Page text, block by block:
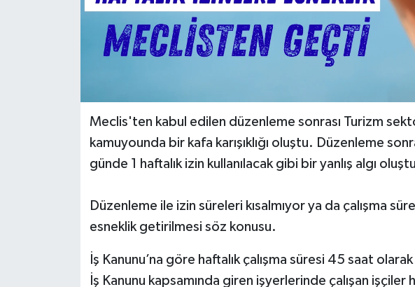
Meclis'ten kabul edilen düzenleme sonrası Turizm
kamuyounda bir kafa karışıklığı oluştu. Düzenleme
günde 1 haftalık izin kullanılacak gibi bir yanlış algı
Düzenleme ile izin süreleri kısalmıyor ya da çalışma
esneklik getirilmesi söz konusu.
İş Kanunu’na göre haftalık çalışma süresi 45 saat
İş Kanunu kapsamında giren işyerlerinde çalışan işçiler